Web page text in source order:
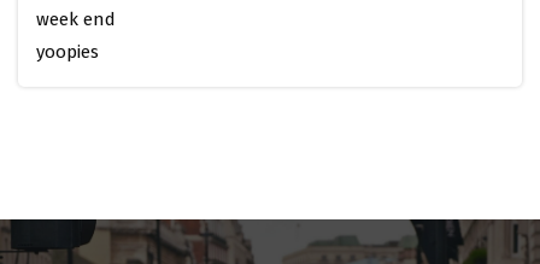
week end
yoopies